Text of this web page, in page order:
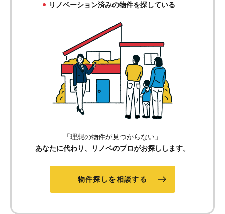
リノベーション済みの物件を探している
「理想の物件が見つからない」
あなたに代わり、リノベのプロがお探しします。
物件探しを相談する